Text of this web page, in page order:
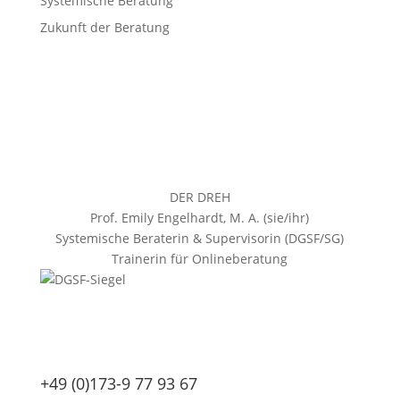
Zukunft der Beratung
DER DREH
Prof. Emily Engelhardt, M. A. (sie/ihr)
Systemische Beraterin & Supervisorin (DGSF/SG)
Trainerin für Onlineberatung
+49 (0)173-9 77 93 67